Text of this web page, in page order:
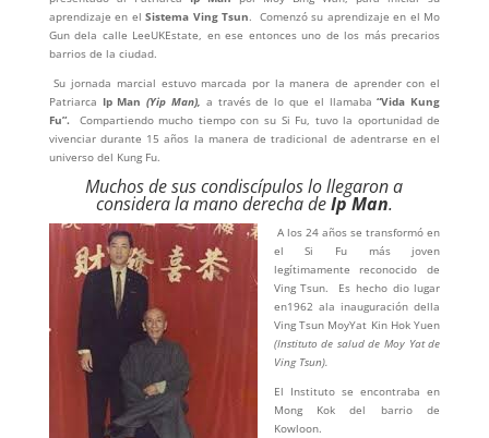
aprendizaje en elSistema Ving Tsun. Comenzó su aprendizaje en el Mo
Gun dela calle LeeUKEstate, en ese entonces uno de los más precarios
barrios de la ciudad.
Su jornada marcial estuvo marcada por la manera de aprender con el
Patriarca Ip Man(Yip Man), a través de lo que el llamaba“Vida Kung
Fu”.
Compartiendo mucho tiempo con su Si Fu, tuvo la oportunidad de
vivenciar durante 15 años la manera de tradicional de adentrarse en el
universo del Kung Fu.
Muchos de sus condiscípulos lo llegaron a
considera la mano derecha deIp Man.
A los 24 años se transformó en
el Si Fu más joven
legítimamente reconocido de
Ving Tsun. Es hecho dio lugar
en1962 ala inauguración della
Ving Tsun MoyYat Kin Hok Yuen
(Instituto de salud de Moy Yat de
Ving Tsun).
El Instituto se encontraba en
Mong Kok del barrio de
Kowloon.